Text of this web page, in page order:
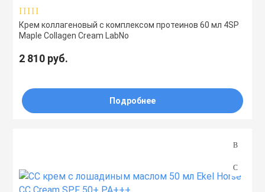
Крем коллагеновый с комплексом протеинов 60 мл 4SP
Maple Collagen Cream LabNo
2 810 руб.
Подробнее